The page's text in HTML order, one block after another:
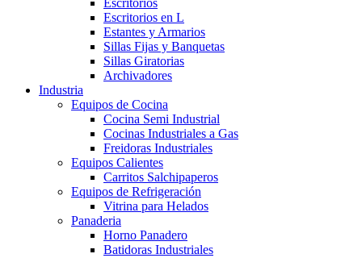
Escritorios
Escritorios en L
Estantes y Armarios
Sillas Fijas y Banquetas
Sillas Giratorias
Archivadores
Industria
Equipos de Cocina
Cocina Semi Industrial
Cocinas Industriales a Gas
Freidoras Industriales
Equipos Calientes
Carritos Salchipaperos
Equipos de Refrigeración
Vitrina para Helados
Panaderia
Horno Panadero
Batidoras Industriales